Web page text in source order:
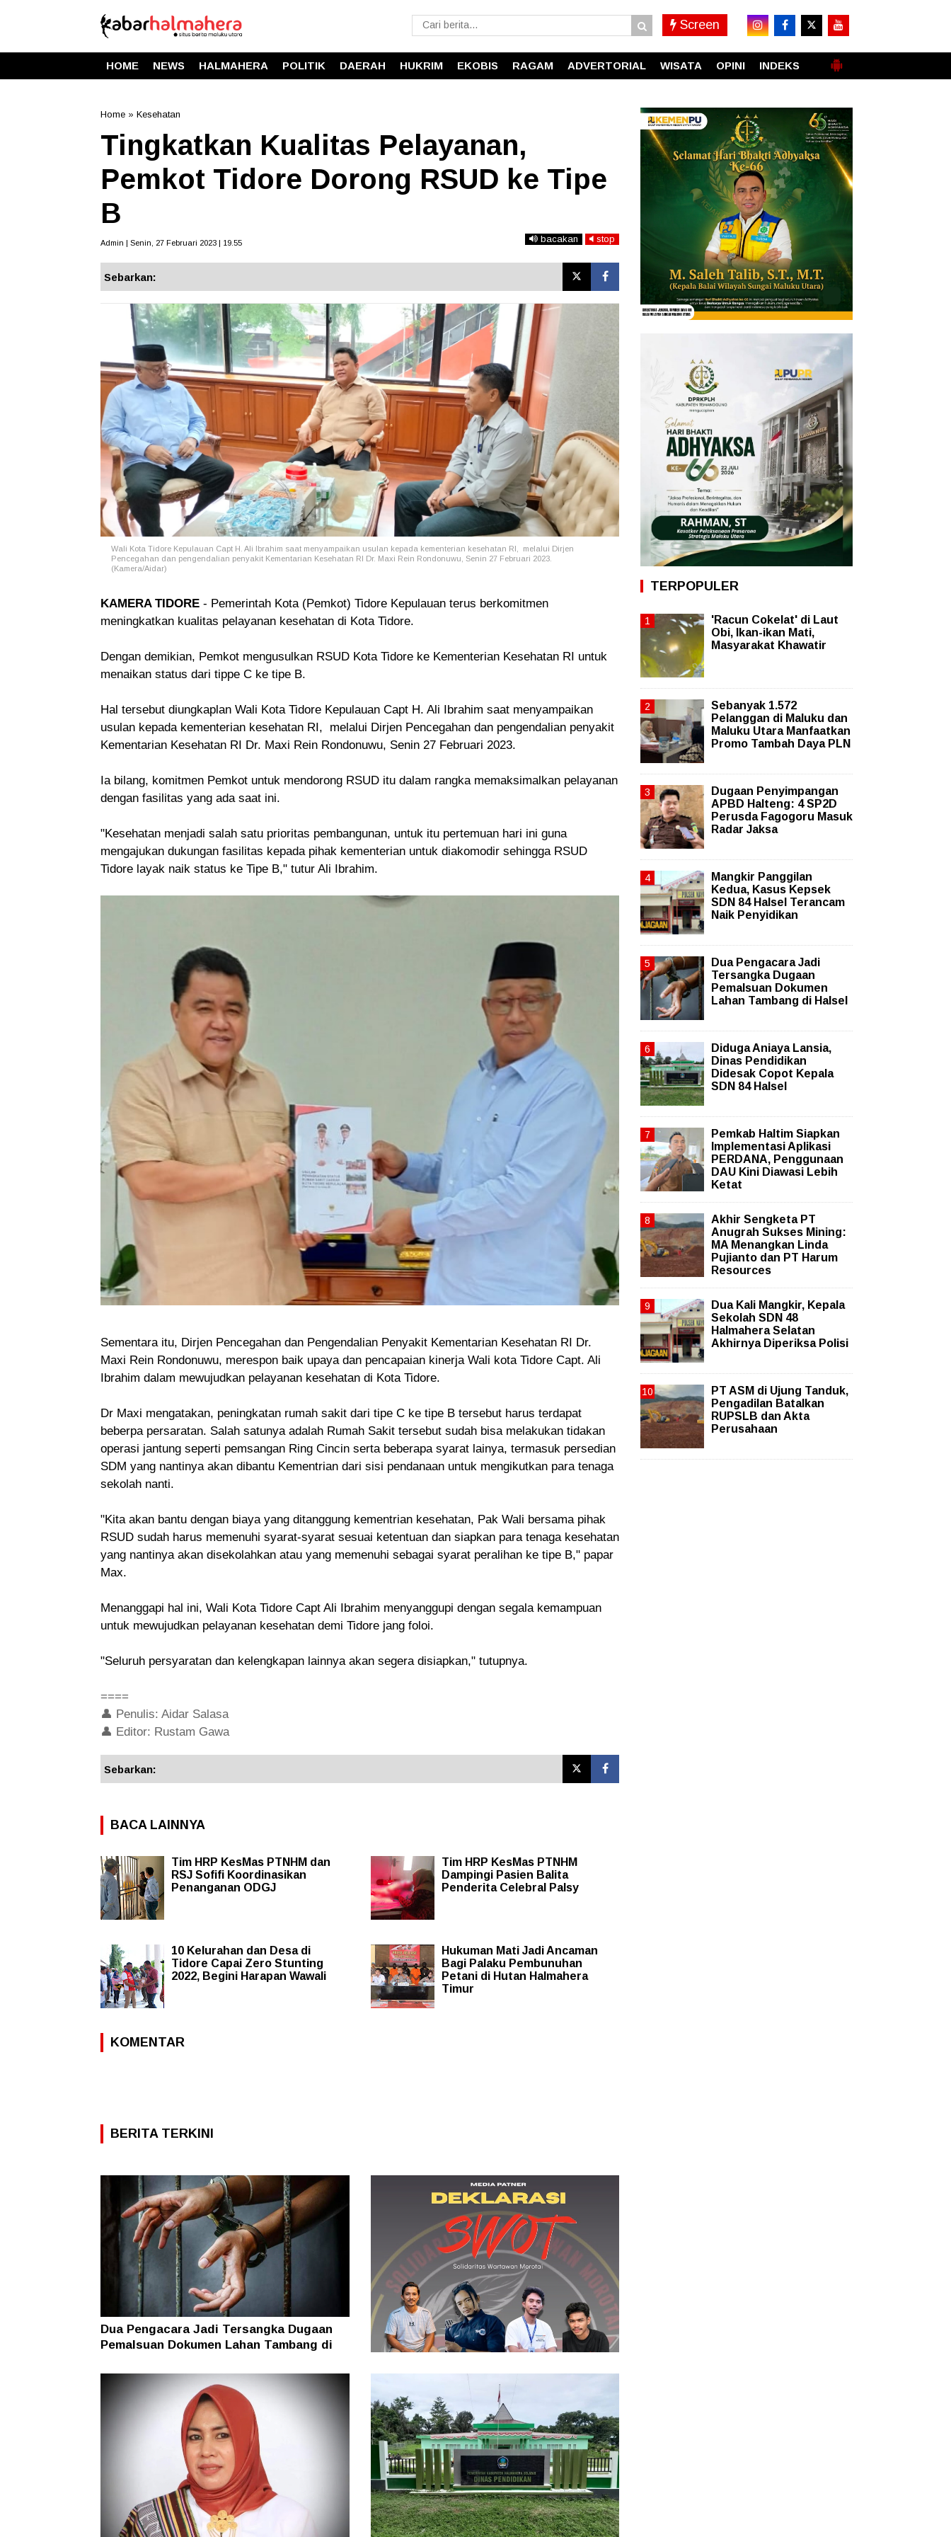
Screen
HOME NEWS HALMAHERA POLITIK DAERAH HUKRIM EKOBIS RAGAM ADVERTORIAL WISATA OPINI INDEKS
Home » Kesehatan
Tingkatkan Kualitas Pelayanan,
Pemkot Tidore Dorong RSUD ke Tipe
B
Admin | Senin, 27 Februari 2023 | 19.55 bacakan stop
Sebarkan:
Wali Kota Tidore Kepulauan Capt H. Ali Ibrahim saat menyampaikan usulan kepada kementerian kesehatan RI, melalui Dirjen
Pencegahan dan pengendalian penyakit Kementarian Kesehatan RI Dr. Maxi Rein Rondonuwu, Senin 27 Februari 2023.
(Kamera/Aidar)
KAMERA TIDORE - Pemerintah Kota (Pemkot) Tidore Kepulauan terus berkomitmen
meningkatkan kualitas pelayanan kesehatan di Kota Tidore.
Dengan demikian, Pemkot mengusulkan RSUD Kota Tidore ke Kementerian Kesehatan RI untuk
menaikan status dari tippe C ke tipe B.
Hal tersebut diungkaplan Wali Kota Tidore Kepulauan Capt H. Ali Ibrahim saat menyampaikan
usulan kepada kementerian kesehatan RI, melalui Dirjen Pencegahan dan pengendalian penyakit
Kementarian Kesehatan RI Dr. Maxi Rein Rondonuwu, Senin 27 Februari 2023.
Ia bilang, komitmen Pemkot untuk mendorong RSUD itu dalam rangka memaksimalkan pelayanan
dengan fasilitas yang ada saat ini.
"Kesehatan menjadi salah satu prioritas pembangunan, untuk itu pertemuan hari ini guna
mengajukan dukungan fasilitas kepada pihak kementerian untuk diakomodir sehingga RSUD
Tidore layak naik status ke Tipe B," tutur Ali Ibrahim.
Sementara itu, Dirjen Pencegahan dan Pengendalian Penyakit Kementarian Kesehatan RI Dr.
Maxi Rein Rondonuwu, merespon baik upaya dan pencapaian kinerja Wali kota Tidore Capt. Ali
Ibrahim dalam mewujudkan pelayanan kesehatan di Kota Tidore.
Dr Maxi mengatakan, peningkatan rumah sakit dari tipe C ke tipe B tersebut harus terdapat
beberpa persaratan. Salah satunya adalah Rumah Sakit tersebut sudah bisa melakukan tidakan
operasi jantung seperti pemsangan Ring Cincin serta beberapa syarat lainya, termasuk persedian
SDM yang nantinya akan dibantu Kementrian dari sisi pendanaan untuk mengikutkan para tenaga
sekolah nanti.
"Kita akan bantu dengan biaya yang ditanggung kementrian kesehatan, Pak Wali bersama pihak
RSUD sudah harus memenuhi syarat-syarat sesuai ketentuan dan siapkan para tenaga kesehatan
yang nantinya akan disekolahkan atau yang memenuhi sebagai syarat peralihan ke tipe B," papar
Max.
Menanggapi hal ini, Wali Kota Tidore Capt Ali Ibrahim menyanggupi dengan segala kemampuan
untuk mewujudkan pelayanan kesehatan demi Tidore jang foloi.
"Seluruh persyaratan dan kelengkapan lainnya akan segera disiapkan," tutupnya.
====
👤 Penulis: Aidar Salasa
👤 Editor: Rustam Gawa
Sebarkan:
BACA LAINNYA
Tim HRP KesMas PTNHM dan
RSJ Sofifi Koordinasikan
Penanganan ODGJ
Tim HRP KesMas PTNHM
Dampingi Pasien Balita
Penderita Celebral Palsy
10 Kelurahan dan Desa di
Tidore Capai Zero Stunting
2022, Begini Harapan Wawali
Hukuman Mati Jadi Ancaman
Bagi Palaku Pembunuhan
Petani di Hutan Halmahera
Timur
KOMENTAR
BERITA TERKINI
Dua Pengacara Jadi Tersangka Dugaan
Pemalsuan Dokumen Lahan Tambang di
TERPOPULER
'Racun Cokelat' di Laut
Obi, Ikan-ikan Mati,
Masyarakat Khawatir
Sebanyak 1.572
Pelanggan di Maluku dan
Maluku Utara Manfaatkan
Promo Tambah Daya PLN
Dugaan Penyimpangan
APBD Halteng: 4 SP2D
Perusda Fagogoru Masuk
Radar Jaksa
Mangkir Panggilan
Kedua, Kasus Kepsek
SDN 84 Halsel Terancam
Naik Penyidikan
Dua Pengacara Jadi
Tersangka Dugaan
Pemalsuan Dokumen
Lahan Tambang di Halsel
Diduga Aniaya Lansia,
Dinas Pendidikan
Didesak Copot Kepala
SDN 84 Halsel
Pemkab Haltim Siapkan
Implementasi Aplikasi
PERDANA, Penggunaan
DAU Kini Diawasi Lebih
Ketat
Akhir Sengketa PT
Anugrah Sukses Mining:
MA Menangkan Linda
Pujianto dan PT Harum
Resources
Dua Kali Mangkir, Kepala
Sekolah SDN 48
Halmahera Selatan
Akhirnya Diperiksa Polisi
PT ASM di Ujung Tanduk,
Pengadilan Batalkan
RUPSLB dan Akta
Perusahaan